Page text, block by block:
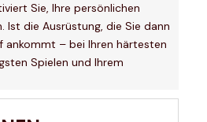
Sie, Ihre persönlichen
Ist die Ausrüstung, die Sie dann
ankommt – bei Ihren härtesten
Spielen und Ihrem